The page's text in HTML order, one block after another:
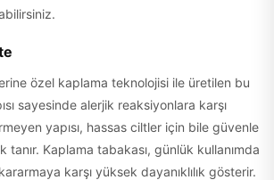
özel kaplama teknolojisi ile üretilen bu
sayesinde alerjik reaksiyonlara karşı
yapısı, hassas ciltler için bile güvenle
tanır. Kaplama tabakası, günlük kullanımda
karşı yüksek dayanıklılık gösterir.